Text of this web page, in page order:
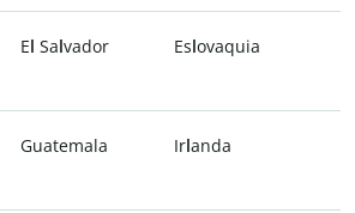
El Salvador Eslovaquia
Guatemala Irlanda